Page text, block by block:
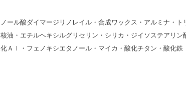
ール酸ダイマージリノレイル・合成ワックス・アルミナ・
油・エチルヘキシルグリセリン・シリカ・ジイソステアリ
Ａｌ・フェノキシエタノール・マイカ・酸化チタン・酸化鉄